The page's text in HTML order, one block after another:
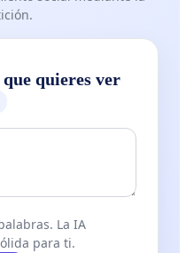
quieres ver
La IA
para ti.